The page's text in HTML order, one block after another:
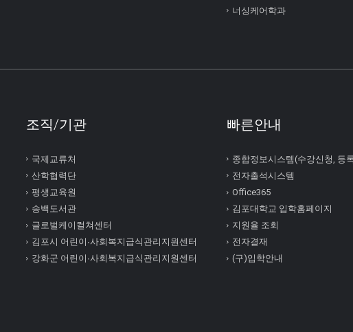
너싱케어학과
조직/기관
국제교류처
산학협력단
평생교육원
송백도서관
글로벌케이컬쳐센터
김포시 어린이∙사회복지급식관리지원센터
강화군 어린이∙사회복지급식관리지원센터
빠른안내
종합정보시스템(수강신청, 등
전자출석시스템
Office365
김포대학교 입학홈페이지
지원율 조회
전자결재
(구)입학안내